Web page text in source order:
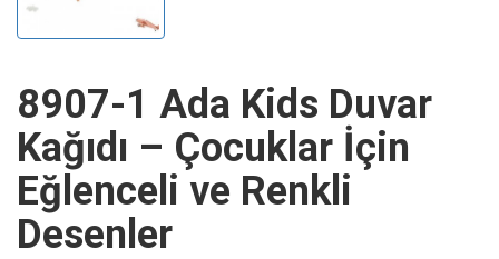
8907-1 Ada Kids Duvar
Kağıdı – Çocuklar İçin
Eğlenceli ve Renkli
Desenler